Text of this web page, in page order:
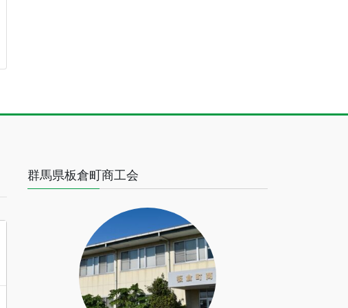
国民健康保険税の一部税率の算定誤り 群馬・
板倉町（群馬テレビ） - Yahoo!ニュース
国民健康保険税の一部税率の算定誤り 群馬・板倉町
群馬県板倉町商工会